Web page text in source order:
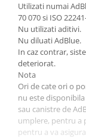
Utilizati numai
70 070 si ISO
Nu utilizati aditivi.
Nu diluati AdBlue.
In caz contrar,
deteriorat.
Nota
Ori de cate ori o
nu este
sau canistre de
umplere, pentru a
pentru a va